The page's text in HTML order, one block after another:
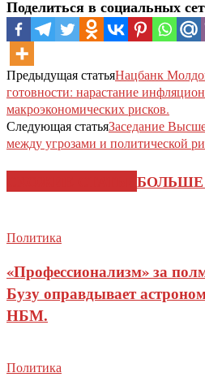
Поделиться в социальных
Предыдущая статьяНацбанк
готовности: нарастание
макроэкономических рисков.
Следующая статьяЗаседание
между угрозами и политической
БОЛЬШЕ
Политика
«Профессионализм» за
Бузу оправдывает
НБМ.
Политика